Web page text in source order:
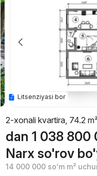
Litsenziyasi bor
2-xonali kvartira, 74.2
dan 1 038 800
Narx so'rov
14 000 000 soʻmm²